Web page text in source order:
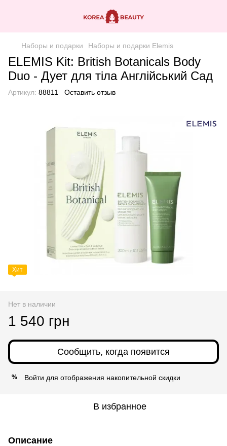
Наборы и подарки Наборы и подарки Elemis
ELEMIS Kit: British Botanicals Body
Duo - Дует для тіла Англійський Сад
Артикул: 88811 Оставить отзыв
Хит
Нет в наличии
1 540 грн
Сообщить, когда появится
% Войти для отображения накопительной скидки
В избранное
Описание